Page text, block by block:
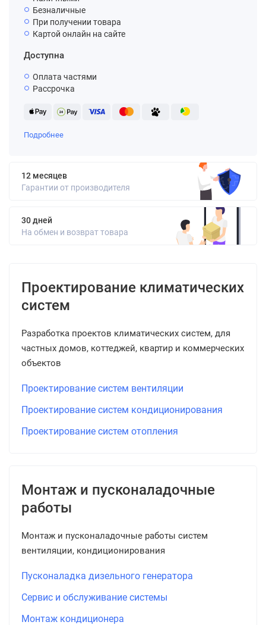
Безналичные
При получении товара
Картой онлайн на сайте
Доступна
Оплата частями
Рассрочка
Подробнее
12 месяцев
Гарантии от производителя
30 дней
На обмен и возврат товара
Проектирование климатических
систем
Разработка проектов климатических систем, для
частных домов, коттеджей, квартир и коммерческих
объектов
Проектирование систем вентиляции
Проектирование систем кондиционирования
Проектирование систем отопления
Монтаж и пусконаладочные
работы
Монтаж и пусконаладочные работы систем
вентиляции, кондиционирования
Пусконаладка дизельного генератора
Сервис и обслуживание системы
Монтаж кондиционера